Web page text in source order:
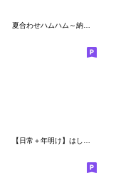
夏合わせハムハム～納涼～